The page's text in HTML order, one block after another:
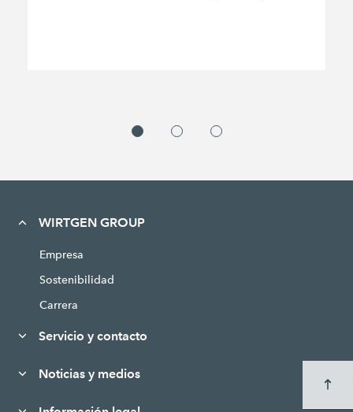
WIRTGEN GROUP
Empresa
Sostenibilidad
Carrera
Servicio y contacto
Noticias y medios